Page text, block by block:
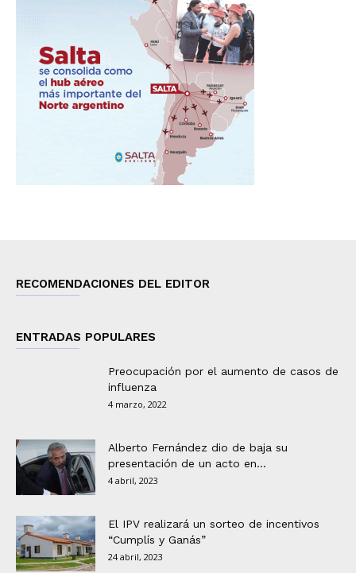
RECOMENDACIONES DEL EDITOR
ENTRADAS POPULARES
Preocupación por el aumento de casos de
influenza
4 marzo, 2022
Alberto Fernández dio de baja su
presentación de un acto en...
4 abril, 2023
El IPV realizará un sorteo de incentivos
“Cumplís y Ganás”
24 abril, 2023